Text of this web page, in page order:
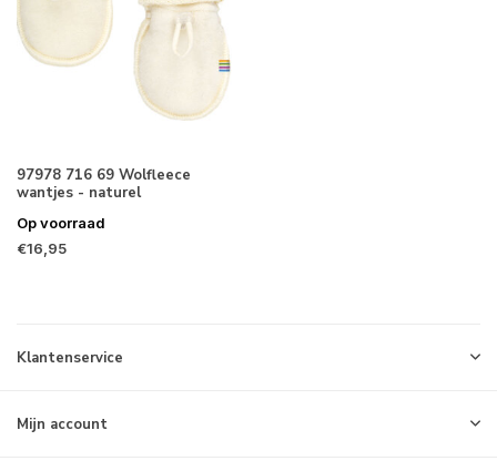
97978 716 69 Wolfleece
wantjes - naturel
Op voorraad
€16,95
Klantenservice
Mijn account